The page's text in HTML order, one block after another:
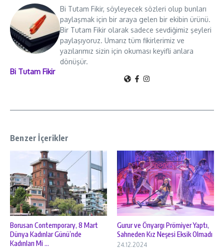
Bi Tutam Fikir
Bi Tutam Fikir, söyleyecek sözleri olup bunları
paylaşmak için bir araya gelen bir ekibin ürünü.
Bir Tutam Fikir olarak sadece sevdiğimiz şeyleri
paylaşıyoruz. Umarız tüm fikirlerimiz ve
yazılarımız sizin için okuması keyifli anlara
dönüşür.
Benzer İçerikler
Borusan Contemporary, 8 Mart
Dünya Kadınlar Günü’nde
Kadınları Mi ...
Gurur ve Önyargı Prömiyer Yaptı,
Sahneden Kız Neşesi Eksik Olmadı
24.12.2024